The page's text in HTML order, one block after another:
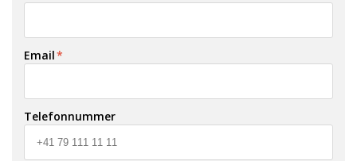
Email*
Telefonnummer